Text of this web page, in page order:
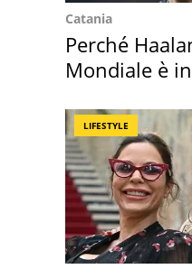
Catania
Perché
Mondiale è
LIFESTYLE